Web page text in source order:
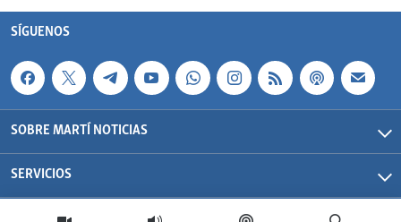
SÍGUENOS
SOBRE MARTÍ NOTICIAS
SERVICIOS